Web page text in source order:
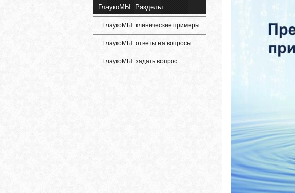
ГлаукоМЫ. Разделы.
ГлаукоМЫ: клинические примеры
ГлаукоМЫ: ответы на вопросы
ГлаукоМЫ: задать вопрос